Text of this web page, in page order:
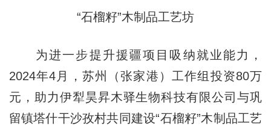
“石榴籽”木制品工艺坊
为进一步提升援疆项目吸纳就业能力，
2024年4月，苏州（张家港）工作组投资80万
元，助力伊犁昊昇木驿生物科技有限公司与巩
留镇塔什干沙孜村共同建设“石榴籽”木制品工艺